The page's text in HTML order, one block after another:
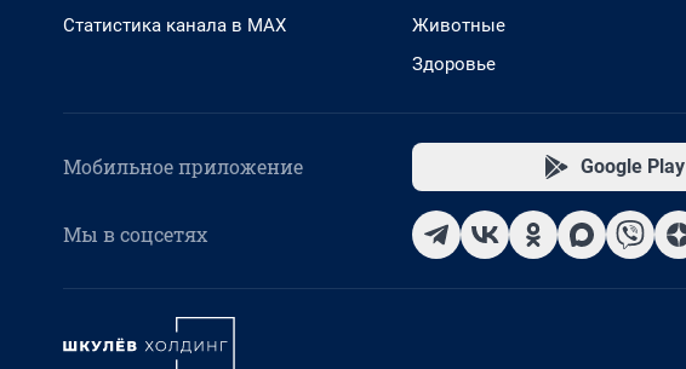
Статистика канала в MAX
Животные
Здоровье
Мобильное приложение Google Play
Мы в соцсетях